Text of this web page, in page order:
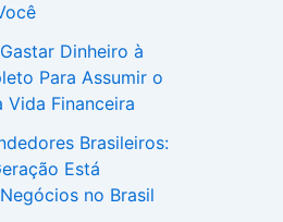
Dinheiro à
Para Assumir o
Vida Financeira
Brasileiros:
Está
no Brasil